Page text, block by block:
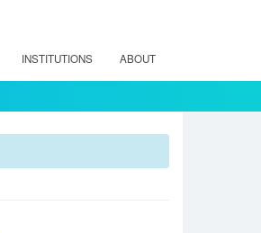
INSTITUTIONS ABOUT